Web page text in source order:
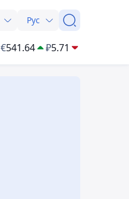
Рус
€541.64 ₽5.71